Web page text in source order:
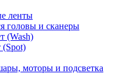
ленты
головы и сканеры
(Wash)
(Spot)
моторы и подсветка